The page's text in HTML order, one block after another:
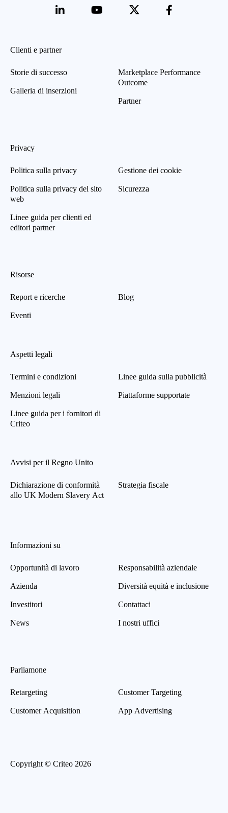
Clienti e partner
Storie di successo
Galleria di inserzioni
Marketplace Performance
Outcome
Partner
Privacy
Politica sulla privacy
Politica sulla privacy del sito
web
Linee guida per clienti ed
editori partner
Gestione dei cookie
Sicurezza
Risorse
Report e ricerche
Eventi
Blog
Aspetti legali
Termini e condizioni
Menzioni legali
Linee guida per i fornitori di
Criteo
Linee guida sulla pubblicità
Piattaforme supportate
Avvisi per il Regno Unito
Dichiarazione di conformità
allo UK Modern Slavery Act
Strategia fiscale
Informazioni su
Opportunità di lavoro
Azienda
Investitori
News
Responsabilità aziendale
Diversità equità e inclusione
Contattaci
I nostri uffici
Parliamone
Retargeting
Customer Acquisition
Customer Targeting
App Advertising
Copyright © Criteo 2026